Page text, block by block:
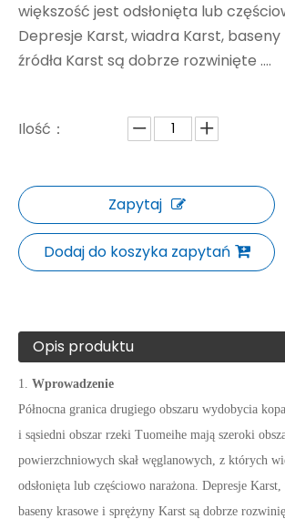
większość jest odsłonięta lub
Depresje Karst, wiadra Karst,
źródła Karst są dobrze rozwinięte ....
Ilość：
Zapytaj
Dodaj do koszyka zapytań
Opis produktu
1. Wprowadzenie
Północna granica drugiego obszaru wydobycia
i sąsiedni obszar rzeki Tuomeihe mają szeroki
powierzchniowych skał węglanowych, z których
odsłonięta lub częściowo narażona. Depresje
baseny krasowe i sprężyny Karst są dobrze